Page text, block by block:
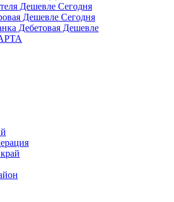
Дешевле Сегодня
Дешевле Сегодня
Дебетовая Дешевле